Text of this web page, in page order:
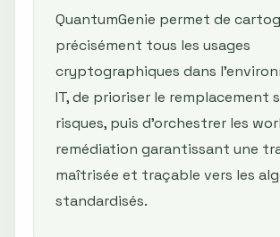
QuantumGenie permet de
précisément tous les usages
cryptographiques dans
IT, de prioriser le remplacement
risques, puis d’orchestrer les
remédiation garantissant une
maîtrisée et traçable vers les
standardisés.